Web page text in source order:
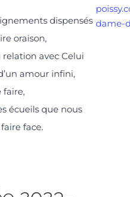
dispensés
oraison,
avec Celui
amour infini,
que nous
face.
dame-